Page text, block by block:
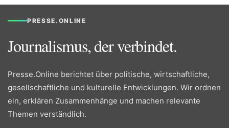
PRESSE.ONLINE
Journalismus, der verbindet.
Presse.Online berichtet über politische, wirtschaftliche,
gesellschaftliche und kulturelle Entwicklungen. Wir ordnen
ein, erklären Zusammenhänge und machen relevante
Themen verständlich.